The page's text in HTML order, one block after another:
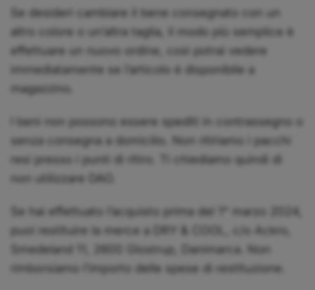
Se desideri cambiare il bene consegnato con un
altro colore o un’altra taglia, il modo più semplice è
effettuare un nuovo ordine, così potrai vedere
immediatamente se l’articolo è disponibile a
magazzino.
I beni non possono essere spediti in contrassegno o
senza consegna a domicilio. Non ritiriamo i pacchi
resi presso i punti di ritiro. Ti chiediamo quindi di
non utilizzare DAO.
Se hai effettuato l’acquisto prima del 1° marzo 2024,
puoi restituire la merce a DRY & COOL, c/o Ackro,
Smedeland 11, 2600 Glostrup,
Danimarca. Non
rimborsiamo l’importo delle spese di restituzione.